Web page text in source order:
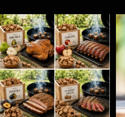
Udící špalíky - BORN TO SMOKE - různé druhy k...
5 0